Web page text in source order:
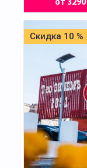
от 3290
Скидка 10 %